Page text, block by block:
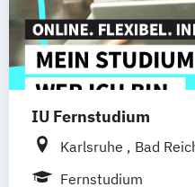
IU Fernstudium
Karlsruhe Bad
Rostock
Fernstudium